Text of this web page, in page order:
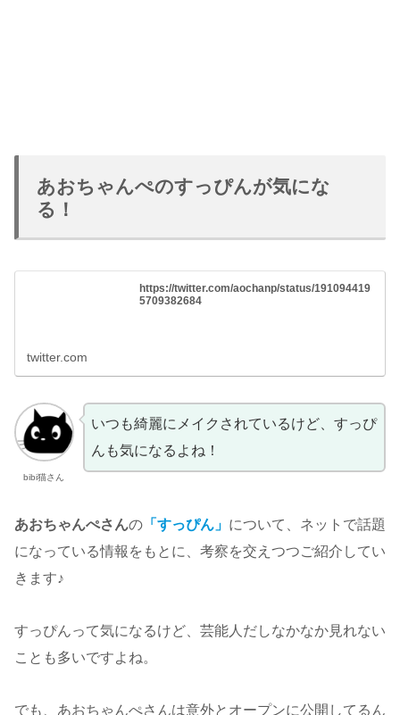
あおちゃんぺのすっぴんが気にな
る！
https://twitter.com/aochanp/status/191094419
5709382684
twitter.com
bibi猫さん
いつも綺麗にメイクされているけど、すっぴ
んも気になるよね！
あおちゃんぺさんの 「すっぴん」 について、ネットで話題
になっている情報をもとに、考察を交えつつご紹介してい
きます♪
すっぴんって気になるけど、芸能人だしなかなか見れない
ことも多いですよね。
でも、あおちゃんぺさんは意外とオープンに公開してるん